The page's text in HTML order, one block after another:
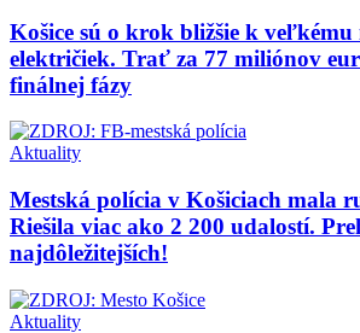
Košice sú o krok bližšie k
električiek. Trať za 77 miliónov
finálnej fázy
Aktuality
Mestská polícia v Košiciach mala
Riešila viac ako 2 200 udalostí.
najdôležitejších!
Aktuality